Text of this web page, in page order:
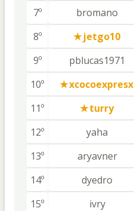
7º
bromano
8º
jetgo10
9º
pblucas1971
10º
xcocoexpresx
11º
turry
12º
yaha
13º
aryavner
14º
dyedro
15º
ivry